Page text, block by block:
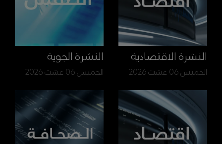
النشرة الاقتصادية
الخميس 06 غشت 2026
النشرة الجوية
الخميس 06 غشت 2026